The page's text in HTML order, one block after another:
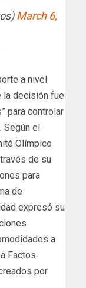
March 6,
a nivel
la decisión fue
para controlar
Según el
Olímpico
de su
para
de
expresó su
a
Factos.
por